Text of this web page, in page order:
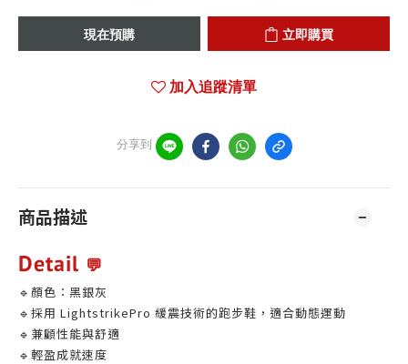
現在預購 立即購買
加入追蹤清單
分享到
商品描述
Detail 💬
🔹顏色：黑銀灰
🔹 採用 LightstrikePro 緩震技術的跑步鞋，適合動態運動
🔹 兼顧性能與舒適
🔹 輕盈成就速度